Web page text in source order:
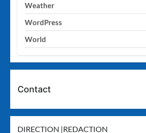
Weather
WordPress
World
Contact
DIRECTION |REDACTION